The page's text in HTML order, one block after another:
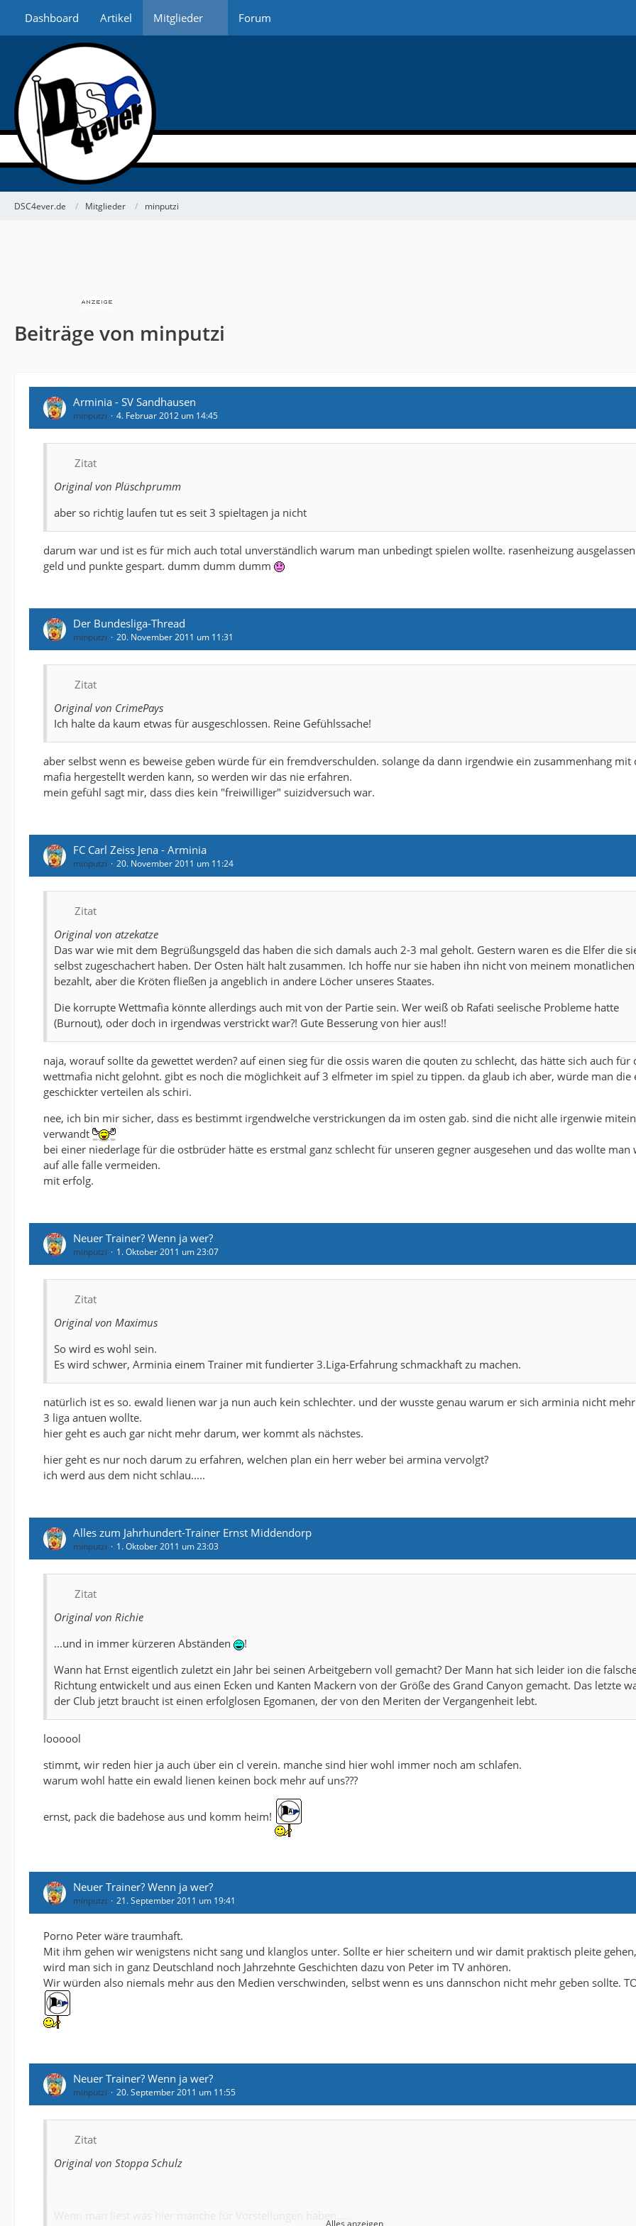
Dashboard Artikel Mitglieder Forum
DSC4ever.de Mitglieder minputzi
Beiträge von minputzi
Arminia - SV Sandhausen
minputzi 4. Februar 2012 um 14:45
Zitat
Original von Plüschprumm
aber so richtig laufen tut es seit 3 spieltagen ja nicht
darum war und ist es für mich auch total unverständlich warum man unbedingt spielen wollte. rasenheizung
geld und punkte gespart. dumm dumm dumm
Der Bundesliga-Thread
minputzi 20. November 2011 um 11:31
Zitat
Original von CrimePays
Ich halte da kaum etwas für ausgeschlossen. Reine Gefühlssache!
aber selbst wenn es beweise geben würde für ein fremdverschulden. solange da dann irgendwie ein zusammenhang mit
mafia hergestellt werden kann, so werden wir das nie erfahren.
mein gefühl sagt mir, dass dies kein "freiwilliger" suizidversuch war.
FC Carl Zeiss Jena - Arminia
minputzi 20. November 2011 um 11:24
Zitat
Original von atzekatze
Das war wie mit dem Begrüßungsgeld das haben die sich damals auch 2-3 mal geholt. Gestern waren es die Elfer die
selbst zugeschachert haben. Der Osten hält halt zusammen. Ich hoffe nur sie haben ihn nicht von meinem
bezahlt, aber die Kröten fließen ja angeblich in andere Löcher unseres Staates.
Die korrupte Wettmafia könnte allerdings auch mit von der Partie sein. Wer weiß ob Rafati seelische Probleme hatte
(Burnout), oder doch in irgendwas verstrickt war?! Gute Besserung von hier aus!!
naja, worauf sollte da gewettet werden? auf einen sieg für die ossis waren die qouten zu schlecht, das hätte sich auch für
wettmafia nicht gelohnt. gibt es noch die möglichkeit auf 3 elfmeter im spiel zu tippen. da glaub ich aber, würde man die
geschickter verteilen als schiri.
nee, ich bin mir sicher, dass es bestimmt irgendwelche verstrickungen da im osten gab. sind die nicht alle irgenwie
verwandt
bei einer niederlage für die ostbrüder hätte es erstmal ganz schlecht für unseren gegner ausgesehen und das wollte man
auf alle fälle vermeiden.
mit erfolg.
Neuer Trainer? Wenn ja wer?
minputzi 1. Oktober 2011 um 23:07
Zitat
Original von Maximus
So wird es wohl sein.
Es wird schwer, Arminia einem Trainer mit fundierter 3.Liga-Erfahrung schmackhaft zu machen.
natürlich ist es so. ewald lienen war ja nun auch kein schlechter. und der wusste genau warum er sich arminia nicht
3 liga antuen wollte.
hier geht es auch gar nicht mehr darum, wer kommt als nächstes.
hier geht es nur noch darum zu erfahren, welchen plan ein herr weber bei armina vervolgt?
ich werd aus dem nicht schlau.....
Alles zum Jahrhundert-Trainer Ernst Middendorp
minputzi 1. Oktober 2011 um 23:03
Zitat
Original von Richie
...und in immer kürzeren Abständen
!
Wann hat Ernst eigentlich zuletzt ein Jahr bei seinen Arbeitgebern voll gemacht? Der Mann hat sich leider ion die
Richtung entwickelt und aus einen Ecken und Kanten Mackern von der Größe des Grand Canyon gemacht. Das letzte
der Club jetzt braucht ist einen erfolglosen Egomanen, der von den Meriten der Vergangenheit lebt.
loooool
stimmt, wir reden hier ja auch über ein cl verein. manche sind hier wohl immer noch am schlafen.
warum wohl hatte ein ewald lienen keinen bock mehr auf uns???
ernst, pack die badehose aus und komm heim!
Neuer Trainer? Wenn ja wer?
minputzi 21. September 2011 um 19:41
Porno Peter wäre traumhaft.
Mit ihm gehen wir wenigstens nicht sang und klanglos unter. Sollte er hier scheitern und wir damit praktisch pleite
wird man sich in ganz Deutschland noch Jahrzehnte Geschichten dazu von Peter im TV anhören.
Wir würden also niemals mehr aus den Medien verschwinden, selbst wenn es uns dannschon nicht mehr geben sollte.
Neuer Trainer? Wenn ja wer?
minputzi 20. September 2011 um 11:55
Zitat
Original von Stoppa Schulz